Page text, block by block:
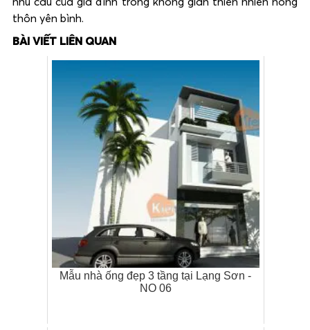
nhu cầu của gia đình trong không gian thiên nhiên nông
thôn yên bình.
BÀI VIẾT LIÊN QUAN
Mẫu nhà ống đẹp 3 tầng tại Lạng Sơn -
NO 06